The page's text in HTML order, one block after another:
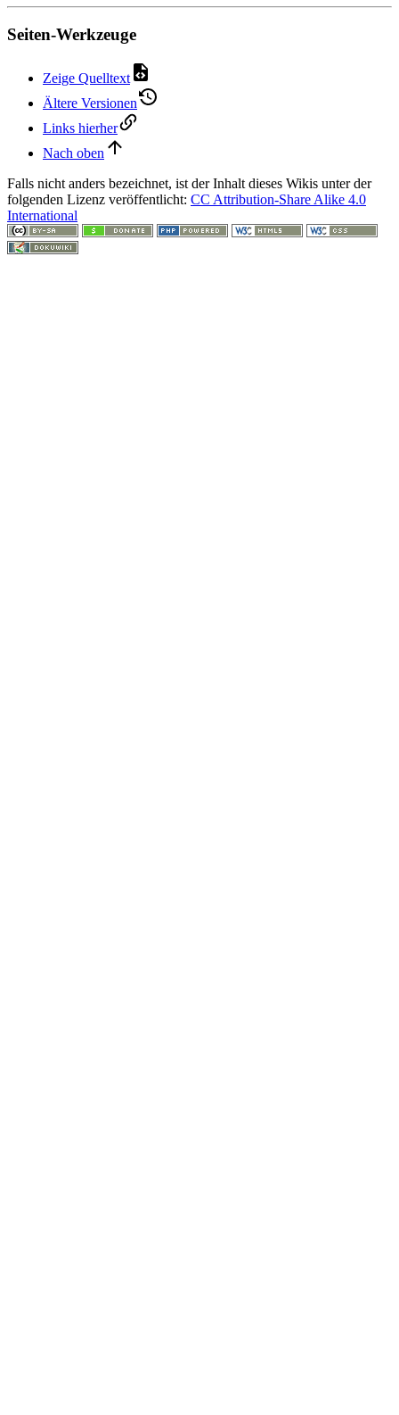
Seiten-Werkzeuge
Zeige Quelltext
Ältere Versionen
Links hierher
Nach oben
Falls nicht anders bezeichnet, ist der Inhalt dieses Wikis unter der
folgenden Lizenz veröffentlicht: CC Attribution-Share Alike 4.0
International